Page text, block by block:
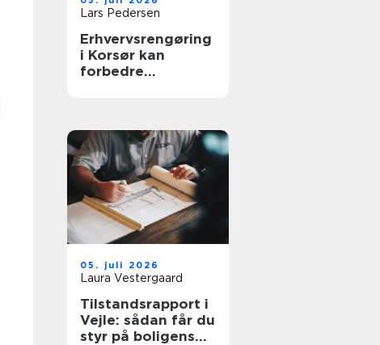
Lars Pedersen
Erhvervsrengøring
i Korsør kan
forbedre
05. juli 2026
Laura Vestergaard
Tilstandsrapport i
Vejle: sådan får du
styr på boligens